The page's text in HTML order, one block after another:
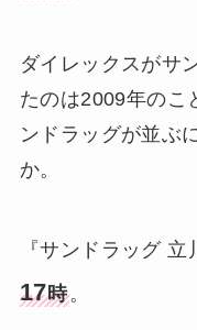
ダイレックスがサ
たのは2009年のこ
ンドラッグが並ぶ
か。
『サンドラッグ
17時。